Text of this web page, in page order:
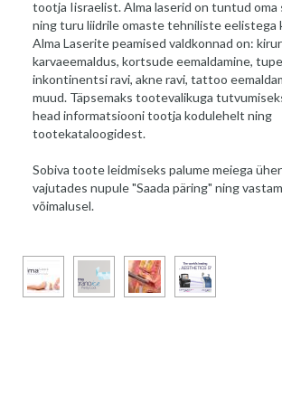
tootja Iisraelist. Alma laserid on tuntud
ning turu liidrile omaste tehniliste eelistega
Alma Laserite peamised valdkonnad on:
karvaeemaldus, kortsude eemaldamine,
inkontinentsi ravi, akne ravi, tattoo
muud. Täpsemaks tootevalikuga
head informatsiooni tootja kodulehelt ning
tootekataloogidest.
Sobiva toote leidmiseks palume meiega
vajutades nupule "Saada päring" ning
võimalusel.